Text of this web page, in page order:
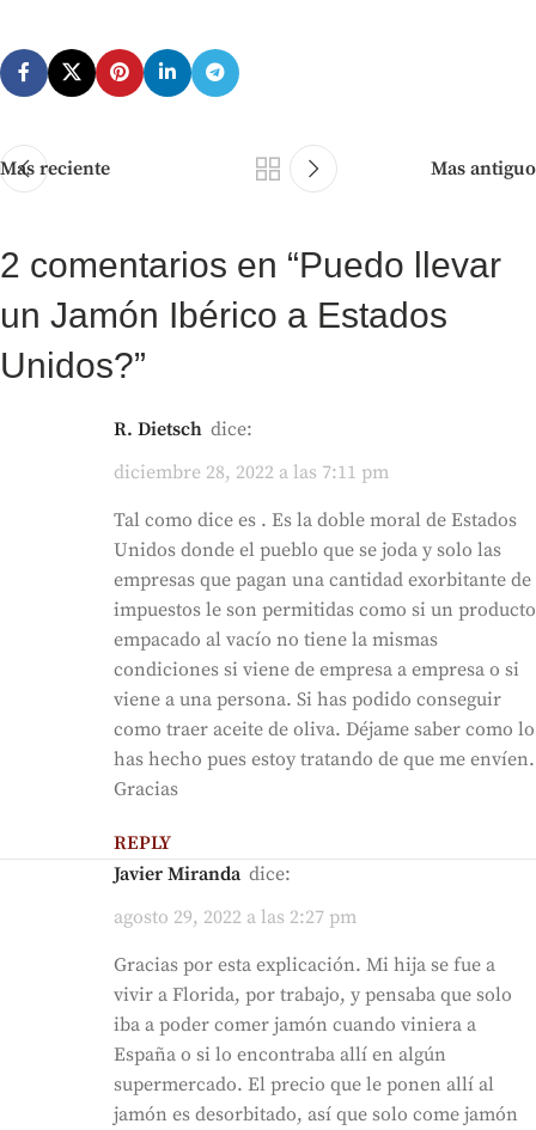
Mas reciente Mas antiguo
2 comentarios en “Puedo llevar
un Jamón Ibérico a Estados
Unidos?”
R. Dietsch dice:
diciembre 28, 2022 a las 7:11 pm
Tal como dice es . Es la doble moral de Estados
Unidos donde el pueblo que se joda y solo las
empresas que pagan una cantidad exorbitante de
impuestos le son permitidas como si un producto
empacado al vacío no tiene la mismas
condiciones si viene de empresa a empresa o si
viene a una persona. Si has podido conseguir
como traer aceite de oliva. Déjame saber como lo
has hecho pues estoy tratando de que me envíen.
Gracias
REPLY
Javier Miranda dice:
agosto 29, 2022 a las 2:27 pm
Gracias por esta explicación. Mi hija se fue a
vivir a Florida, por trabajo, y pensaba que solo
iba a poder comer jamón cuando viniera a
España o si lo encontraba allí en algún
supermercado. El precio que le ponen allí al
jamón es desorbitado, así que solo come jamón